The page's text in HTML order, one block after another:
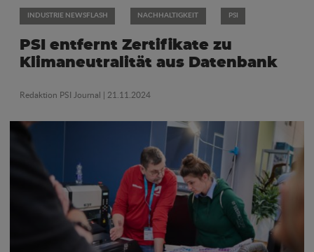
INDUSTRIE NEWSFLASH NACHHALTIGKEIT PSI
PSI entfernt Zertifikate zu
Klimaneutralität aus Datenbank
Redaktion PSI Journal | 21.11.2024